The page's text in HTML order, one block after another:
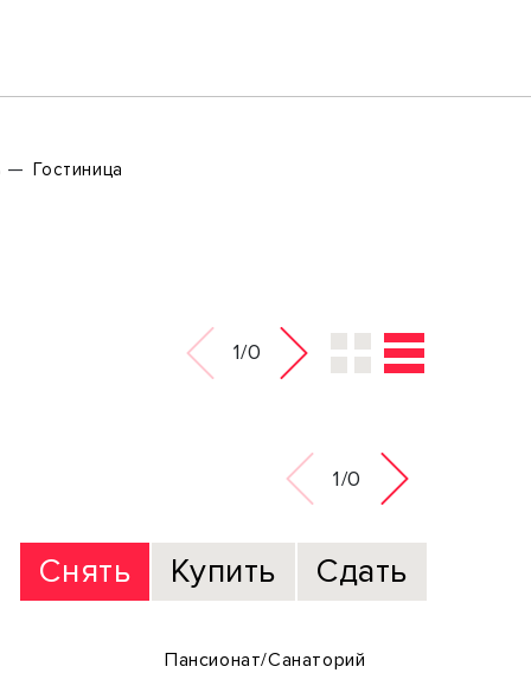
Гостиница
1/0
1/0
Снять Купить Сдать
Пансионат/Санаторий